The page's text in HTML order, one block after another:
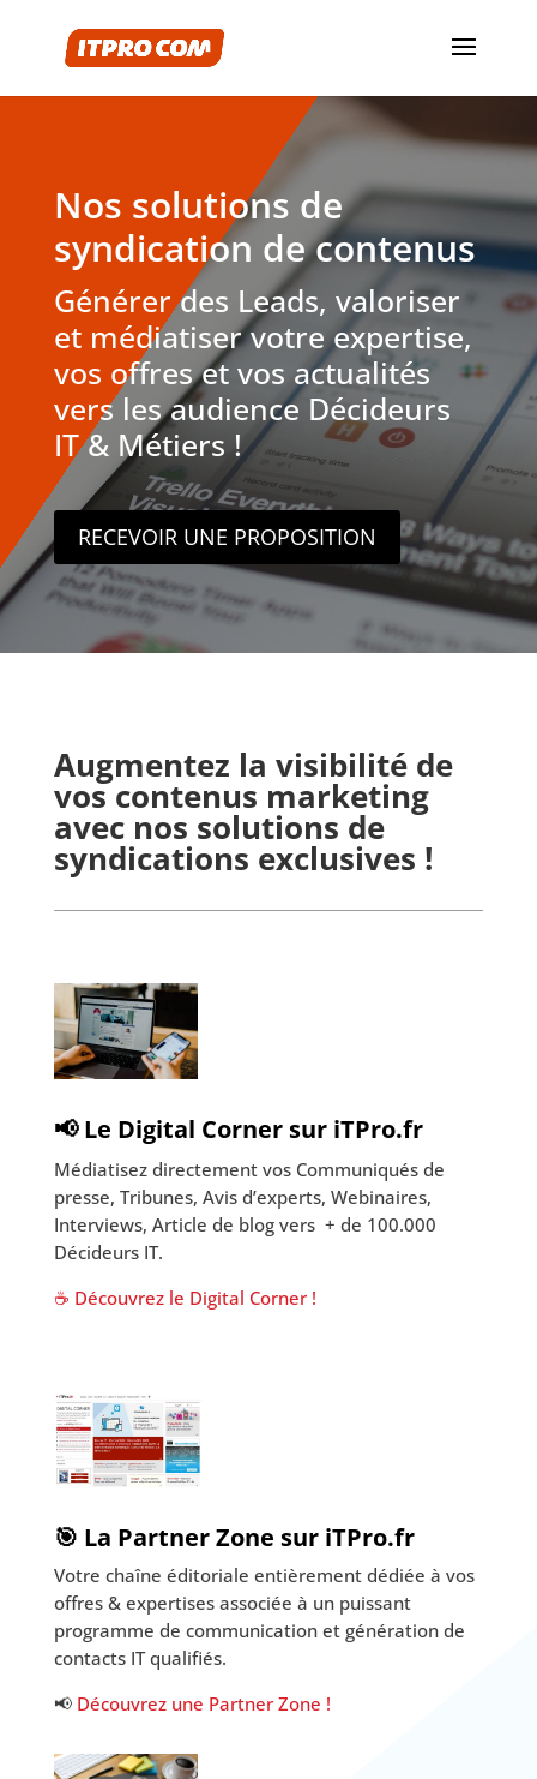
Nos solutions de
syndication de contenus
Générer des Leads, valoriser
et médiatiser votre expertise,
vos offres et vos actualités
vers les audience Décideurs
IT & Métiers !
RECEVOIR UNE PROPOSITION
Augmentez la visibilité de
vos contenus marketing
avec nos solutions de
syndications exclusives !
📢 Le Digital Corner sur iTPro.fr
Médiatisez directement vos Communiqués de
presse, Tribunes, Avis d’experts, Webinaires,
Interviews, Article de blog vers + de 100.000
Décideurs IT.
☕ Découvrez le Digital Corner !
🎯 La Partner Zone sur iTPro.fr
Votre chaîne éditoriale entièrement dédiée à vos
offres & expertises associée à un puissant
programme de communication et génération de
contacts IT qualifiés.
📢 Découvrez une Partner Zone !